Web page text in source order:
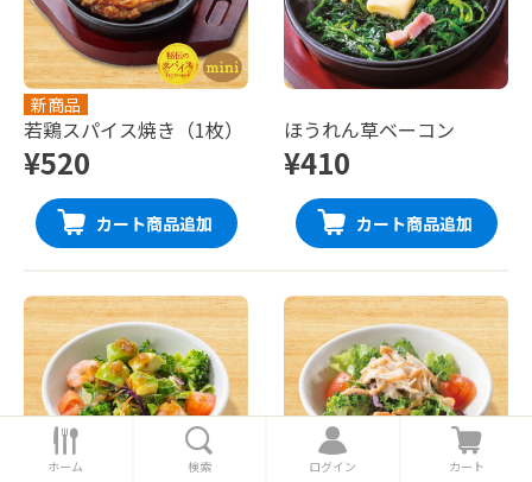
新商品
若鶏スパイス焼き（1枚）
¥520
カート商品追加
ほうれん草ベーコン
¥410
カート商品追加
ホ
ー
ホーム 索
検索
ロ
グ
ログイン
カ
ー
カート